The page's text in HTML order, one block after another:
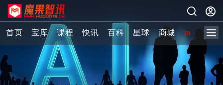
首页 宝库 课程 快讯 百科 星球 商城 image-2